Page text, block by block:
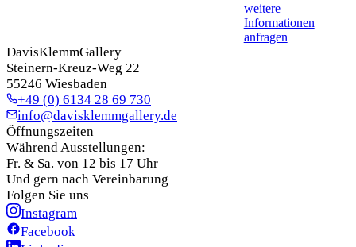
weitere
Informationen
anfragen
DavisKlemmGallery
Steinern-Kreuz-Weg 22
55246 Wiesbaden
+49 (0) 6134 28 69 730
info@davisklemmgallery.de
Öffnungszeiten
Während Ausstellungen:
Fr. & Sa. von 12 bis 17 Uhr
Und gern nach Vereinbarung
Folgen Sie uns
Instagram
Facebook